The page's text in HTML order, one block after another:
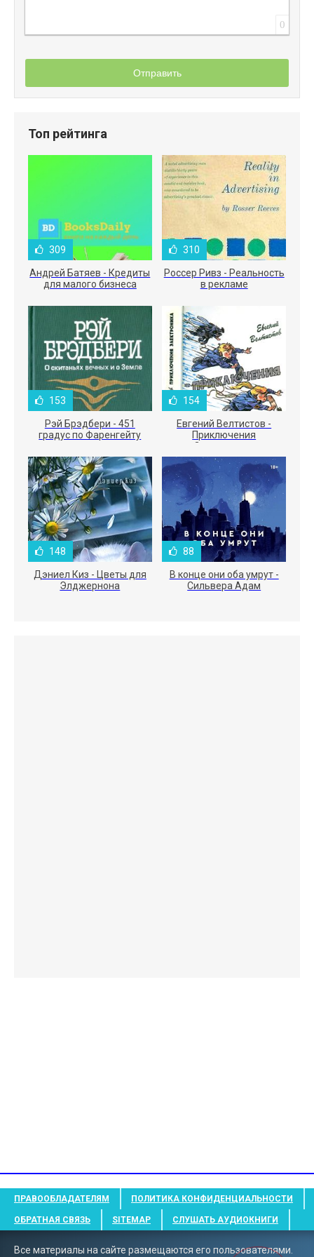
0
Отправить
Топ рейтинга
309
Андрей Батяев - Кредиты
для малого бизнеса
310
Россер Ривз - Реальность
в рекламе
153
Рэй Брэдбери - 451
градус по Фаренгейту
154
Евгений Велтистов -
Приключения
Электроника
148
Дэниел Киз - Цветы для
Элджернона
88
В конце они оба умрут -
Сильвера Адам
ПРАВООБЛАДАТЕЛЯМ ПОЛИТИКА КОНФИДЕНЦИАЛЬНОСТИ
ОБРАТНАЯ СВЯЗЬ SITEMAP СЛУШАТЬ АУДИОКНИГИ
Все материалы на сайте размещаются его пользователями.